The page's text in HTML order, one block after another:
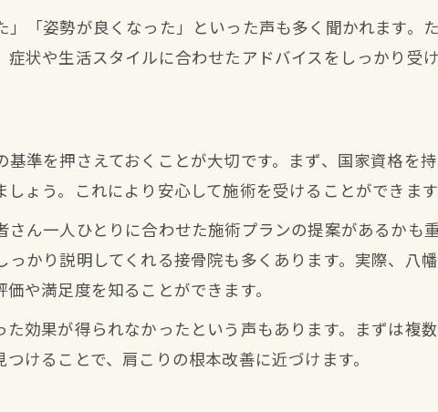
い方におすすめの接骨院通院スケジュール
盤矯正で肩こりと姿勢を整える接骨院施術
院の姿勢チェックが肩こり予防に役立つ理由
トレッチと接骨院施術の併用で効果アップ
骨院で根本から肩こりを改善する仕組み
「姿勢が良くなった」といった声も多く聞かれます。
状や生活スタイルに合わせたアドバイスをしっかり受け
準を押さえておくことが大切です。まず、国家資格を
ょう。これにより安心して施術を受けることができます
ん一人ひとりに合わせた施術プランの提案があるかも
かり説明してくれる接骨院も多くあります。実際、八
や満足度を知ることができます。
効果が得られなかったという声もあります。まずは複
けることで、肩こりの根本改善に近づけます。